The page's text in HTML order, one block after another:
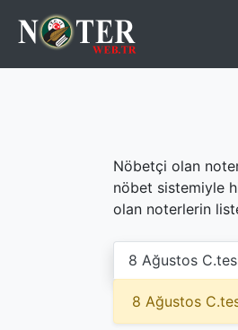
Nöbetçi olan
nöbet sistemiyle
olan noterlerin
8 Ağustos
8 Ağustos